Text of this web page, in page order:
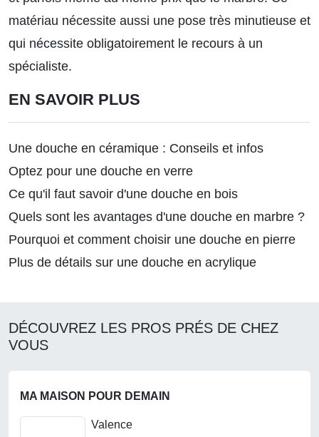
matériau nécessite aussi une pose très minutieuse et
qui nécessite obligatoirement le recours à un
spécialiste.
EN SAVOIR PLUS
Une douche en céramique : Conseils et infos
Optez pour une douche en verre
Ce qu'il faut savoir d'une douche en bois
Quels sont les avantages d'une douche en marbre ?
Pourquoi et comment choisir une douche en pierre
Plus de détails sur une douche en acrylique
DÉCOUVREZ LES PROS PRÉS DE CHEZ
VOUS
MA MAISON POUR DEMAIN
Valence